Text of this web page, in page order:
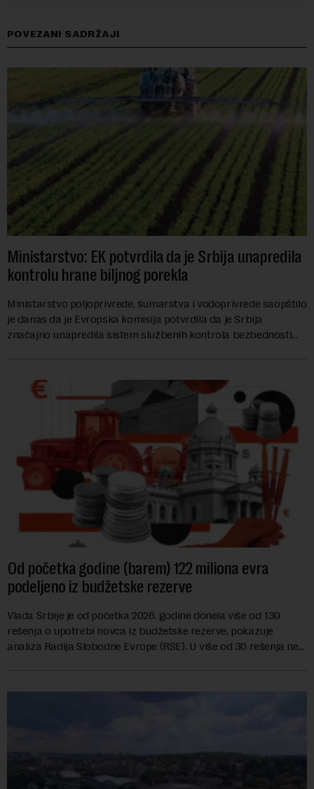
POVEZANI SADRŽAJI
Ministarstvo: EK potvrdila da je Srbija unapredila
kontrolu hrane biljnog porekla
Ministarstvo poljoprivrede, šumarstva i vodoprivrede saopštilo
je danas da je Evropska komisija potvrdila da je Srbija
značajno unapredila sistem službenih kontrola bezbednosti
Od početka godine (barem) 122 miliona evra
podeljeno iz budžetske rezerve
Vlada Srbije je od početka 2026. godine donela više od 130
rešenja o upotrebi novca iz budžetske rezerve, pokazuje
analiza Radija Slobodne Evrope (RSE). U više od 30 rešenja ne